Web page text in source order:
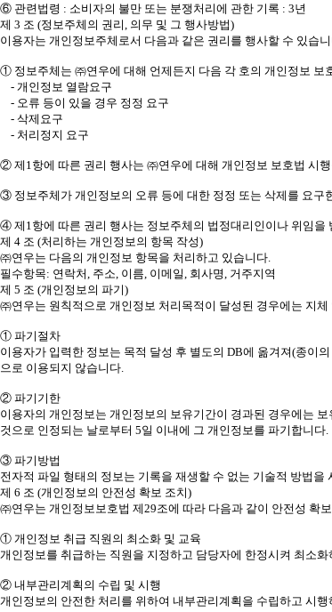
⑥ 관련법령 : 소비자의 불만 또는 분쟁처리에 관한 기록 : 3년
제 3 조 (정보주체의 권리, 의무 및 그 행사방법)
이용자는 개인정보주체로서 다음과 같은 권리를 행사할 수 있습
① 정보주체는 ㈜연우에 대해 언제든지 다음 각 호의 개인정보 보
- 개인정보 열람요구
- 오류 등이 있을 경우 정정 요구
- 삭제요구
- 처리정지 요구
② 제1항에 따른 권리 행사는 ㈜연우에 대해 개인정보 보호법 시
③ 정보주체가 개인정보의 오류 등에 대한 정정 또는 삭제를 요구
④ 제1항에 따른 권리 행사는 정보주체의 법정대리인이나 위임을
제 4 조 (처리하는 개인정보의 항목 작성)
㈜연우는 다음의 개인정보 항목을 처리하고 있습니다.
필수항목: 연락처, 주소, 이름, 이메일, 회사명, 거주지역
제 5 조 (개인정보의 파기)
㈜연우는 원칙적으로 개인정보 처리목적이 달성된 경우에는 지
① 파기절차
이용자가 입력한 정보는 목적 달성 후 별도의 DB에 옮겨져(종이
으로 이용되지 않습니다.
② 파기기한
이용자의 개인정보는 개인정보의 보유기간이 경과된 경우에는
것으로 인정되는 날로부터 5일 이내에 그 개인정보를 파기합니다.
③ 파기방법
전자적 파일 형태의 정보는 기록을 재생할 수 없는 기술적 방법을
제 6 조 (개인정보의 안전성 확보 조치)
㈜연우는 개인정보보호법 제29조에 따라 다음과 같이 안전성 확
① 개인정보 취급 직원의 최소화 및 교육
개인정보를 취급하는 직원을 지정하고 담당자에 한정시켜 최소
② 내부관리계획의 수립 및 시행
개인정보의 안전한 처리를 위하여 내부관리계획을 수립하고 시행